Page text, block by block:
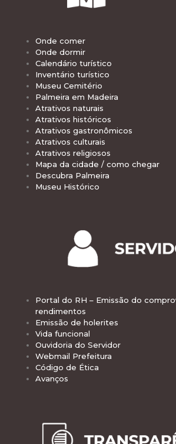
Onde comer
Onde dormir
Calendário turístico
Inventário turístico
Museu Cemitério
Palmeira em Madeira
Atrativos naturais
Atrativos históricos
Atrativos gastronômicos
Atrativos culturais
Atrativos religiosos
Mapa da cidade / como chegar
Descubra Palmeira
Museu Histórico
Portal do RH – Emissão do
rendimentos
Emissão de holerites
Vida funcional
Ouvidoria do Servidor
Webmail Prefeitura
Código de Ética
Avanços